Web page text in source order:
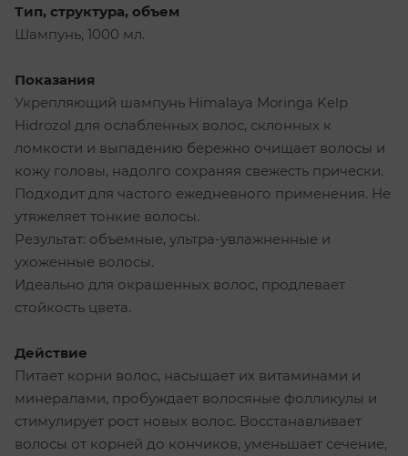
Тип, структура, объем
Шампунь, 1000 мл.
Показания
Укрепляющий шампунь Himalaya Moringa Kelp
Hidrozol для ослабленных волос, склонных к
ломкости и выпадению бережно очищает волосы и
кожу головы, надолго сохраняя свежесть прически.
Подходит для частого ежедневного применения. Не
утяжеляет тонкие волосы.
Результат: объемные, ультра-увлажненные и
ухоженные волосы.
Идеально для окрашенных волос, продлевает
стойкость цвета.
Действие
Питает корни волос, насыщает их витаминами и
минералами, пробуждает волосяные фолликулы и
стимулирует рост новых волос. Восстанавливает
волосы от корней до кончиков, уменьшает сечение,